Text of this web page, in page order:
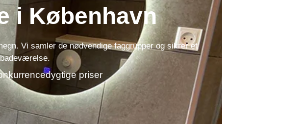
i København
Vi samler de nødvendige faggrupper og sikrer et
priser